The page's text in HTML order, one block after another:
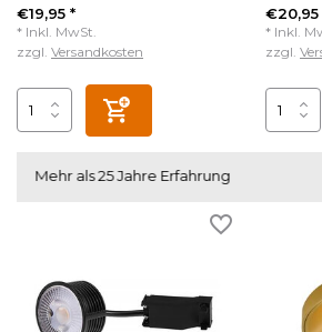
€19,95 *
* Inkl. MwSt.
zzgl. Versandkosten
€20,95
* Inkl.
zzgl.
Kundenzufriedenheit